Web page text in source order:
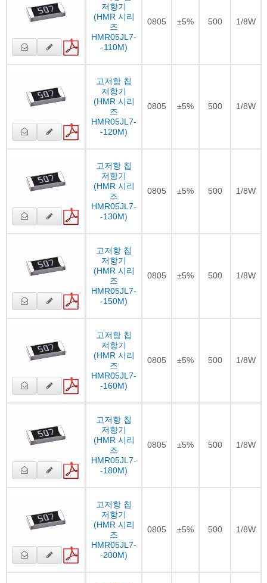
저항기
(HMR 시리
즈
HMR05JL7-
-110M)
0805 ±5% 500 1/8W
고저항 칩
저항기
(HMR 시리
즈
HMR05JL7-
-120M)
0805 ±5% 500 1/8W
고저항 칩
저항기
(HMR 시리
즈
HMR05JL7-
-130M)
0805 ±5% 500 1/8W
고저항 칩
저항기
(HMR 시리
즈
HMR05JL7-
-150M)
0805 ±5% 500 1/8W
고저항 칩
저항기
(HMR 시리
즈
HMR05JL7-
-160M)
0805 ±5% 500 1/8W
고저항 칩
저항기
(HMR 시리
즈
HMR05JL7-
-180M)
0805 ±5% 500 1/8W
고저항 칩
저항기
(HMR 시리
즈
HMR05JL7-
-200M)
0805 ±5% 500 1/8W